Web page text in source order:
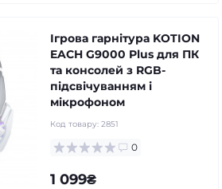
Ігрова гарнітура KOTION
EACH G9000 Plus для ПК
та консолей з RGB-
підсвічуванням і
мікрофоном
Код товару: 2851
0
1 099₴